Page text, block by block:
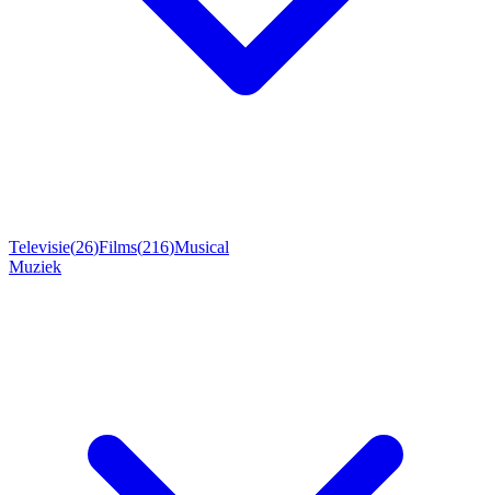
Televisie(26)Films(216)Musical
Muziek